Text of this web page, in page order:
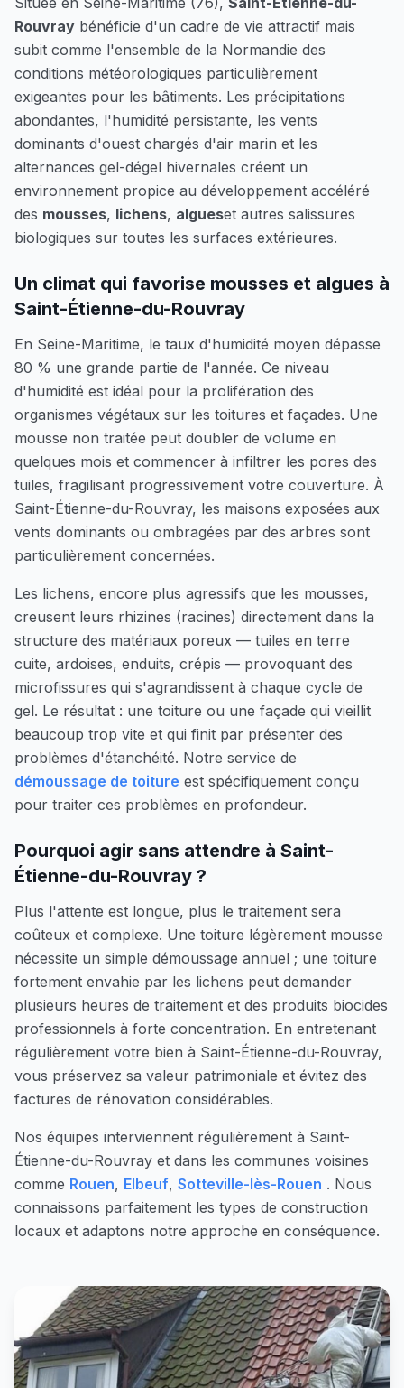
Rouvray bénéficie d'un cadre de vie attractif mais
subit comme l'ensemble de la Normandie des
conditions météorologiques particulièrement
exigeantes pour les bâtiments. Les précipitations
abondantes, l'humidité persistante, les vents
dominants d'ouest chargés d'air marin et les
alternances gel-dégel hivernales créent un
environnement propice au développement accéléré
des mousses, lichens, algueset autres salissures
biologiques sur toutes les surfaces extérieures.
Un climat qui favorise mousses et algues à
Saint-Étienne-du-Rouvray
En Seine-Maritime, le taux d'humidité moyen dépasse
80 % une grande partie de l'année. Ce niveau
d'humidité est idéal pour la prolifération des
organismes végétaux sur les toitures et façades. Une
mousse non traitée peut doubler de volume en
quelques mois et commencer à infiltrer les pores des
tuiles, fragilisant progressivement votre couverture. À
Saint-Étienne-du-Rouvray, les maisons exposées aux
vents dominants ou ombragées par des arbres sont
particulièrement concernées.
Les lichens, encore plus agressifs que les mousses,
creusent leurs rhizines (racines) directement dans la
structure des matériaux poreux — tuiles en terre
cuite, ardoises, enduits, crépis — provoquant des
microfissures qui s'agrandissent à chaque cycle de
gel. Le résultat : une toiture ou une façade qui vieillit
beaucoup trop vite et qui finit par présenter des
problèmes d'étanchéité. Notre service de
démoussage de toiture est spécifiquement conçu
pour traiter ces problèmes en profondeur.
Pourquoi agir sans attendre à Saint-
Étienne-du-Rouvray ?
Plus l'attente est longue, plus le traitement sera
coûteux et complexe. Une toiture légèrement mousse
nécessite un simple démoussage annuel ; une toiture
fortement envahie par les lichens peut demander
plusieurs heures de traitement et des produits biocides
professionnels à forte concentration. En entretenant
régulièrement votre bien à Saint-Étienne-du-Rouvray,
vous préservez sa valeur patrimoniale et évitez des
factures de rénovation considérables.
Nos équipes interviennent régulièrement à Saint-
Étienne-du-Rouvray et dans les communes voisines
comme Rouen, Elbeuf, Sotteville-lès-Rouen . Nous
connaissons parfaitement les types de construction
locaux et adaptons notre approche en conséquence.